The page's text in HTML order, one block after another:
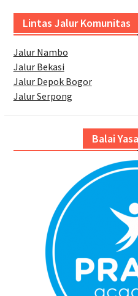
Lintas Jalur Komunitas
Jalur Nambo
Jalur Bekasi
Jalur Depok Bogor
Jalur Serpong
Balai